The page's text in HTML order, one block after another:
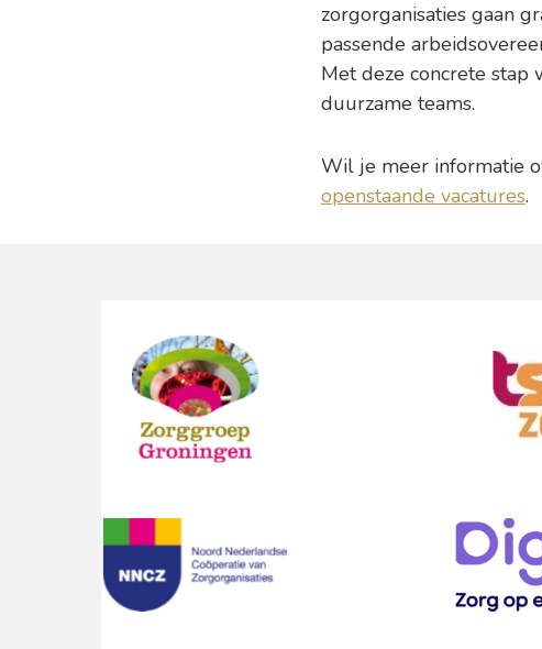
zorgorganisaties gaan
passende
Met deze concrete stap
duurzame teams.
Wil je meer informatie
openstaande vacatures.